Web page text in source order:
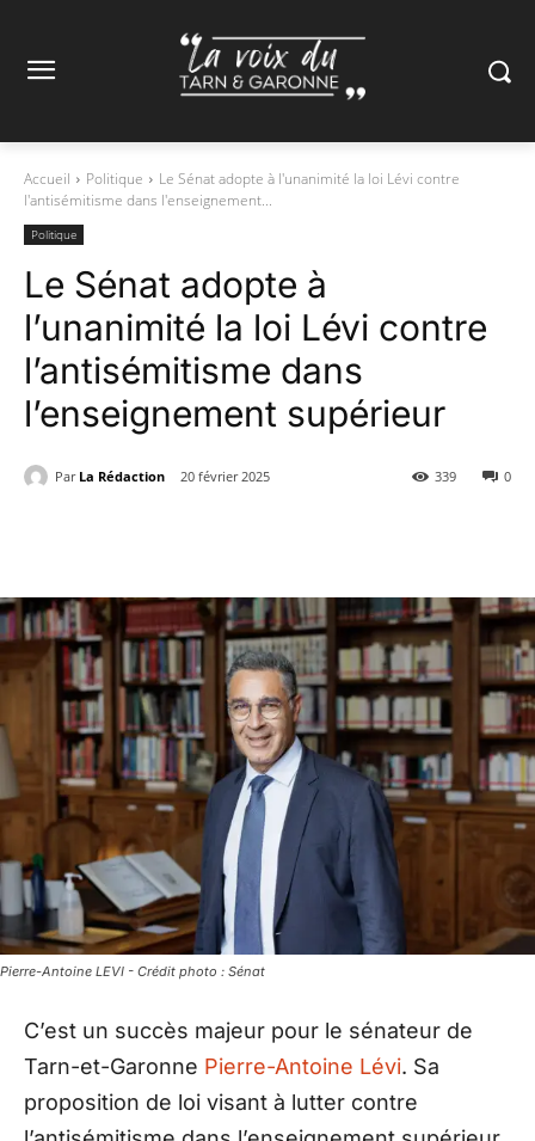
Accueil Politique
Le Sénat adopte à l'unanimité la loi Lévi contre
l'antisémitisme dans l'enseignement...
Politique
Le Sénat adopte à
l’unanimité la loi Lévi contre
l’antisémitisme dans
l’enseignement supérieur
Par La Rédaction 20 février 2025 0
339
Pierre-Antoine LEVI - Crédit photo : Sénat
C’est un succès majeur pour le sénateur de
Tarn-et-Garonne Pierre-Antoine Lévi. Sa
proposition de loi visant à lutter contre